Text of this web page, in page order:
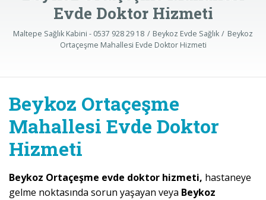
Evde Doktor Hizmeti
Maltepe Sağlık Kabini - 0537 928 29 18 Beykoz Evde Sağlık
Beykoz
Ortaçeşme Mahallesi Evde Doktor Hizmeti
Beykoz Ortaçeşme
Mahallesi Evde Doktor
Hizmeti
Beykoz Ortaçeşme evde doktor hizmeti, hastaneye
gelme noktasında sorun yaşayan veya Beykoz